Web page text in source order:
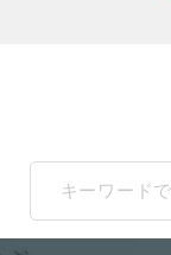
When